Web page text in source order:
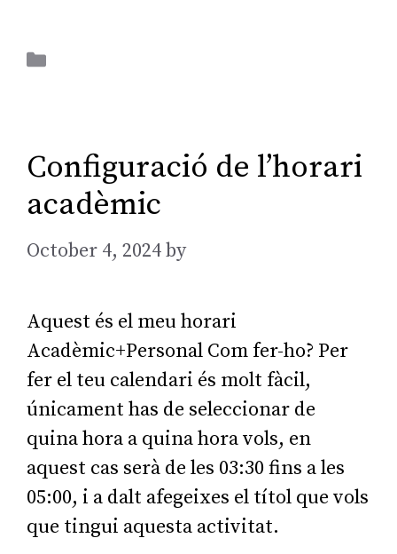
Configuració de l’horari
acadèmic
October 4, 2024by
Aquest és el meu horari
Acadèmic+Personal Com fer-ho? Per
fer el teu calendari és molt fàcil,
únicament has de seleccionar de
quina hora a quina hora vols, en
aquest cas serà de les 03:30 fins a les
05:00, i a dalt afegeixes el títol que vols
que tingui aquesta activitat.